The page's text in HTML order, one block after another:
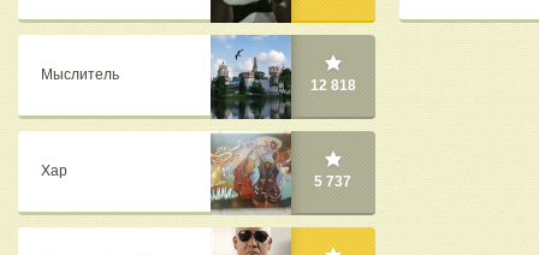
Мыслитель
12 818
Хар
5 737